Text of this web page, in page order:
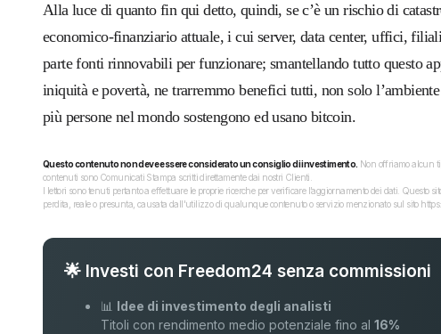
Alla luce di quanto fin qui detto, quindi, se c’è un rischio di
economico-finanziario attuale, i cui server, data center, uffici,
parte fonti rinnovabili per funzionare; smantellando tutto questo
iniquità e povertà, ne trarremmo benefici tutti, non solo
più persone nel mondo sostengono ed usano bitcoin.
Questo contenuto non deve essere considerato un consiglio di investimento. Non offriamo alcun
contenuti sono Comunicati Stampa scritti direttamente dai nostri Clienti.
I lettori sono tenuti pertanto a effettuare le proprie ricerche per verificare l’aggiornamento dei dati. Questo
perdita, reale o presunta, causata dall'utilizzo di qualunque contenuto o servizio menzionato sul sito
🌟 Investi con Freedom24 senza commissioni
📊 Idee di investimento degli analisti
Titoli con rendimento medio potenziale fino al16%